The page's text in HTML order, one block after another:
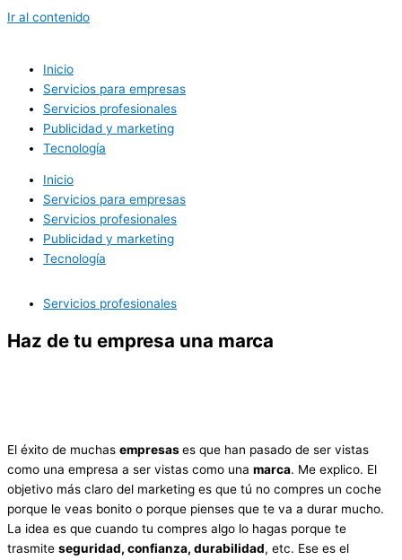
Ir al contenido
Inicio
Servicios para empresas
Servicios profesionales
Publicidad y marketing
Tecnología
Inicio
Servicios para empresas
Servicios profesionales
Publicidad y marketing
Tecnología
Servicios profesionales
Haz de tu empresa una marca
El éxito de muchas empresases que han pasado de ser vistas
como una empresa a ser vistas como una marca. Me explico. El
objetivo más claro del marketing es que tú no compres un coche
porque le veas bonito o porque pienses que te va a durar mucho.
La idea es que cuando tu compres algo lo hagas porque te
trasmite seguridad, confianza, durabilidad, etc. Ese es el